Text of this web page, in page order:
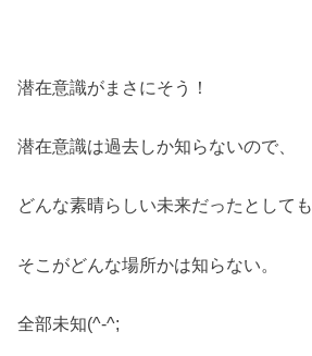
潜在意識がまさにそう！
潜在意識は過去しか知らないので、
どんな素晴らしい未来だったとしても
そこがどんな場所かは知らない。
全部未知(^-^;